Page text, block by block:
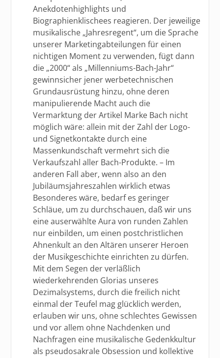
Anekdotenhighlights und
Biographienklischees reagieren. Der jeweilige
musikalische „Jahresregent“, um die Sprache
unserer Marketingabteilungen für einen
nichtigen Moment zu verwenden, fügt dann
die „2000“ als „Millenniums-Bach-Jahr“
gewinnsicher jener werbetechnischen
Grundausrüstung hinzu, ohne deren
manipulierende Macht auch die
Vermarktung der Artikel Marke Bach nicht
möglich wäre: allein mit der Zahl der Logo-
und Signetkontakte durch eine
Massenkundschaft vermehrt sich die
Verkaufszahl aller Bach-Produkte. – Im
anderen Fall aber, wenn also an den
Jubiläumsjahreszahlen wirklich etwas
Besonderes wäre, bedarf es geringer
Schläue, um zu durchschauen, daß wir uns
eine auserwählte Aura von runden Zahlen
nur einbilden, um einen postchristlichen
Ahnenkult an den Altären unserer Heroen
der Musikgeschichte einrichten zu dürfen.
Mit dem Segen der verläßlich
wiederkehrenden Glorias unseres
Dezimalsystems, durch die freilich nicht
einmal der Teufel mag glücklich werden,
erlauben wir uns, ohne schlechtes Gewissen
und vor allem ohne Nachdenken und
Nachfragen eine musikalische Gedenkkultur
als pseudosakrale Obsession und kollektive